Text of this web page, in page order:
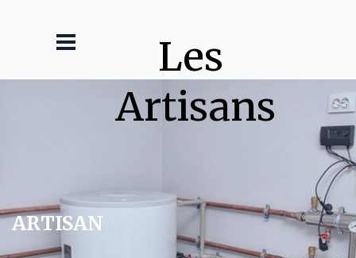
Les
Artisans
ARTISAN